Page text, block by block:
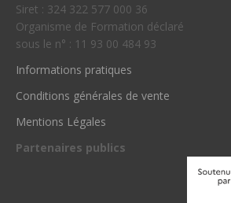
Siret : 324 322 577 000 36
Organisme de Formation déclaré
sous le n° : 11 93 00 484 93
Informations pratiques
Conditions générales de vente
Mentions Légales
Partenaires publics